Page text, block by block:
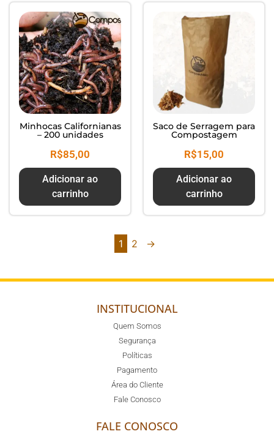
Minhocas Californianas
– 200 unidades
R$85,00
Adicionar ao
carrinho
Saco de Serragem para
Compostagem
R$15,00
Adicionar ao
carrinho
1 2 →
INSTITUCIONAL
Quem Somos
Segurança
Políticas
Pagamento
Área do Cliente
Fale Conosco
FALE CONOSCO